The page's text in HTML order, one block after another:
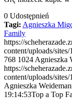
0 Udostępnień
Tagi: Agnieszka
Family
https://
content/uploads/
768 1024 Agnieszka
https://
content/uploads/
Agnieszka
19:14:53Top a Top